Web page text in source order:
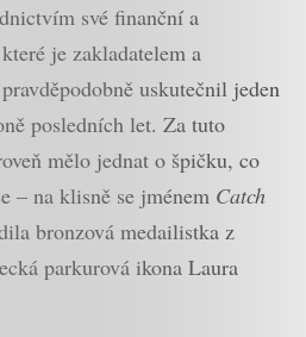
své finanční a
je zakladatelem a
uskutečnil jeden
posledních let. Za tuto
mělo jednat o špičku, co
– na klisně se jménem Catch
bronzová medailistka z
parkurová ikona Laura